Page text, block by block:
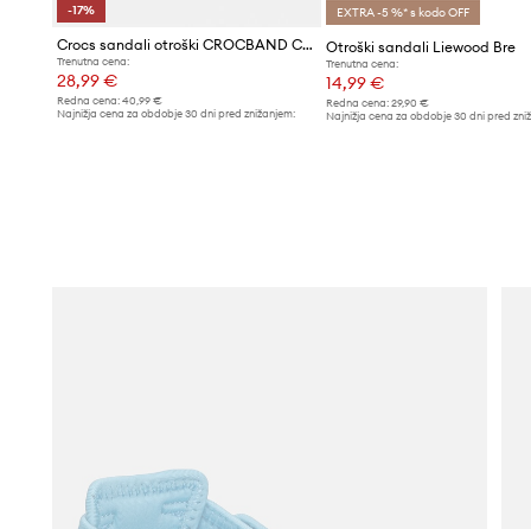
-17%
Crocs sandali otroški CROCBAND CRUISER SANDAL
Trenutna cena:
28,99 €
Redna cena: 40,99 €
Najnižja cena za obdobje 30 dni pred znižanjem:
EXTRA -5 %* s kodo OFF
Otroški sandali Liewood Bre
Trenutna cena:
14,99 €
Redna cena:29,90 €
Najnižja cena za obdobje 30 dni pred